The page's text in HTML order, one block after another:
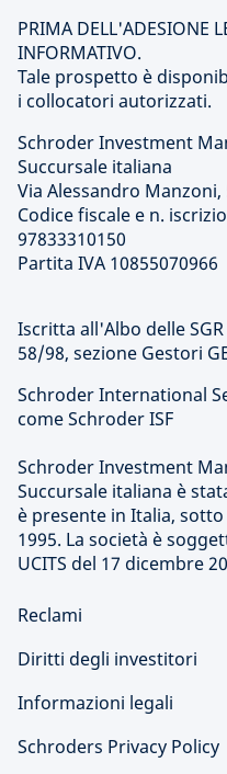
PRIMA DELL'ADESIONE
INFORMATIVO.
Tale prospetto è
i collocatori autorizzati.
Schroder Investment
Succursale italiana
Via Alessandro Manzoni,
Codice fiscale e n.
97833310150
Partita IVA 10855070966
Iscritta all'Albo delle
58/98, sezione Gestori
Schroder International
come Schroder ISF
Schroder Investment
Succursale italiana è
è presente in Italia,
1995. La società è
UCITS del 17 dicembre
Reclami
Diritti degli investitori
Informazioni legali
Schroders Privacy Policy